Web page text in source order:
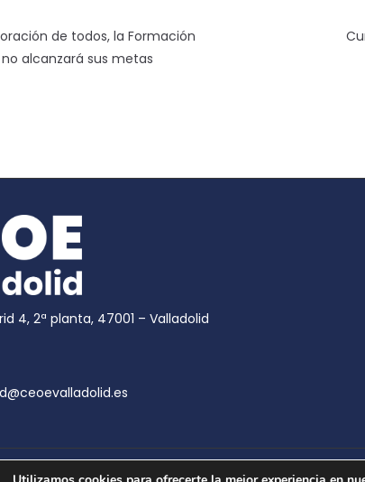
de todos, la Formación
alcanzará sus metas
4, 2ª planta, 47001 – Valladolid